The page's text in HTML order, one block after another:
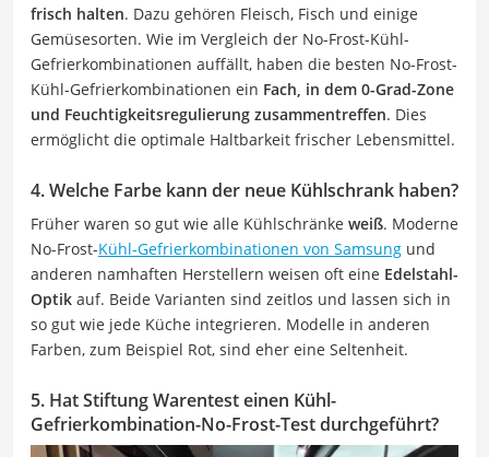
frisch halten. Dazu gehören Fleisch, Fisch und einige
Gemüsesorten. Wie im Vergleich der No-Frost-Kühl-
Gefrierkombinationen auffällt, haben die besten No-Frost-
Kühl-Gefrierkombinationen ein Fach, in dem 0-Grad-Zone
und Feuchtigkeitsregulierung zusammentreffen. Dies
ermöglicht die optimale Haltbarkeit frischer Lebensmittel.
4. Welche Farbe kann der neue Kühlschrank haben?
Früher waren so gut wie alle Kühlschränke weiß. Moderne
No-Frost-Kühl-Gefrierkombinationen von Samsung und
anderen namhaften Herstellern weisen oft eine Edelstahl-
Optik auf. Beide Varianten sind zeitlos und lassen sich in
so gut wie jede Küche integrieren. Modelle in anderen
Farben, zum Beispiel Rot, sind eher eine Seltenheit.
5. Hat Stiftung Warentest einen Kühl-
Gefrierkombination-No-Frost-Test durchgeführt?